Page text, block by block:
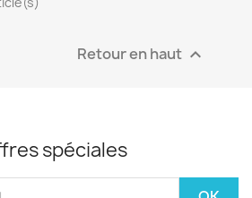
Retour en haut 
spéciales